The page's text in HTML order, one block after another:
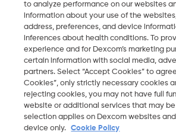
κατατεθέντα της Dexcom, Inc. στις Η.Π.Α. και
κατατεθέντα και σε άλλες χώρες.
2026 Dexcom, Inc. Με την επιφύλαξη
GR
to analyze performance on our websites
information about your use of the
address, preferences, and device
inferences about health conditions. To
experience and for Dexcom’s marketing
certain information with social media,
partners. Select “Accept Cookies” to
Cookies”, only strictly necessary cookies
rejecting cookies, you may not have full
website or additional services that may be
selection applies on Dexcom websites
device only.
Cookie Policy
Δείτε παγκόσμιους